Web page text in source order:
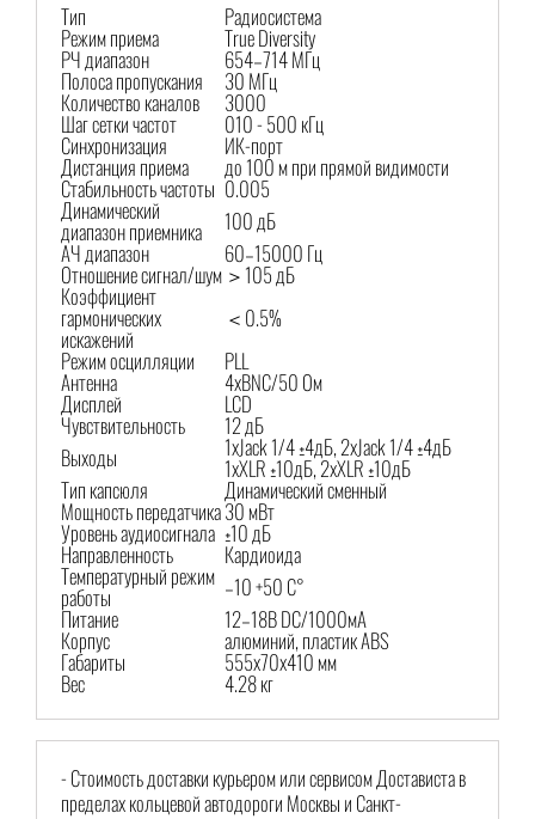
Тип Радиосистема
Режим приема True Diversity
РЧ диапазон 654–714 МГц
Полоса пропускания 30 МГц
Количество каналов 3000
Шаг сетки частот 010 - 500 кГц
Синхронизация ИК-порт
Дистанция приема до 100 м при прямой видимости
Стабильность частоты 0.005
Динамический
диапазон приемника
100 дБ
АЧ диапазон
60–15000 Гц
Отношение сигнал/шум ＞105 дБ
Коэффициент
гармонических
искажений
＜0.5%
Режим осцилляции
PLL
Антенна 4хBNC/50 Ом
Дисплей LCD
Чувствительность
12 дБ
Выходы
1xJack 1/4 ±4дБ, 2xJack 1/4 ±4дБ
1xXLR ±10дБ, 2xXLR ±10дБ
Тип капсюля Динамический сменный
Мощность передатчика30 мВт
Уровень аудиосигнала ±10 дБ
Направленность Кардиоида
Температурный режим
работы
–10 +50 С°
Питание
12–18В DC/1000мА
Корпус алюминий, пластик ABS
Габариты 555х70х410 мм
Вес 4.28 кг
- Стоимость доставки курьером или сервисом Достависта в
пределах кольцевой автодороги Москвы и Санкт-